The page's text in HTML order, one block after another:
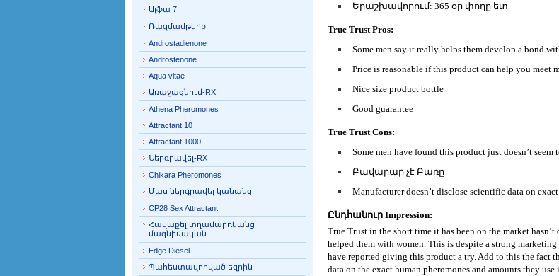
Երաշխավորում: 365 օր փողը ետ
True Trust Pros:
Some men say it really helps them develop a bond
Price is reasonable if this product can help you meet
Nice size product bottle
Good guarantee
True Trust Cons:
Some men have found this product just doesn’t seem
Բավարար չէ Բառը
Manufacturer doesn’t disclose scientific data on
Ընդհանուր Impression:
True Trust in the short time it has been on the market
helped them with women. This is despite a strong
have reported giving this product a try. Add to this the fact
data on the exact human pheromones and amounts they
Ալֆա 7
Ռազմամթերք
Androstadienone
Androstenone
Aqua vitae
Առաջացնում-RX
Athena Pheromones
Attractant 10
Attractant 1000
Ներգրավել-RX
Chikara Pheromones
Մաս ներգրավել կանանց
CP28 Sex Attractant
Հավաքել տղամարդկանց
մագնիսական
Edge Diesel
Պահեստավորված եզրին